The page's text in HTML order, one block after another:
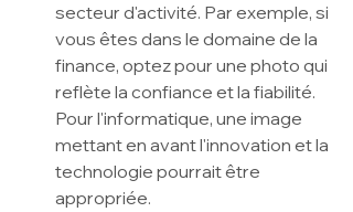
secteur d'activité. Par exemple, si
vous êtes dans le domaine de la
finance, optez pour une photo qui
reflète la confiance et la fiabilité.
Pour l'informatique, une image
mettant en avant l'innovation et la
technologie pourrait être
appropriée.